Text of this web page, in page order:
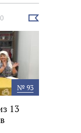
Выбрать
№ 93
13